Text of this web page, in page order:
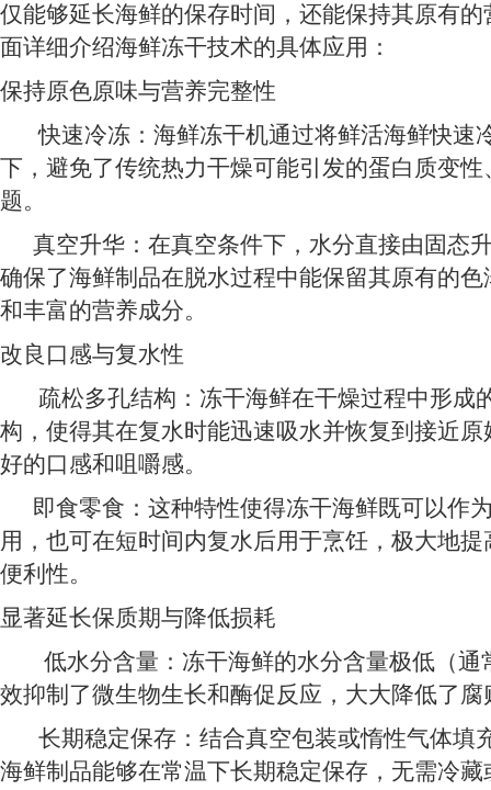
仅能够延长海鲜的保存时间，还能保持其原有
面详细介绍海鲜冻干技术的具体应用：
保持原色原味与营养完整性
快速冷冻：海鲜冻干机通过将鲜活海鲜快速
下，避免了传统热力干燥可能引发的蛋白质变
题。
真空升华：在真空条件下，水分直接由固态
确保了海鲜制品在脱水过程中能保留其原有的
和丰富的营养成分。
改良口感与复水性
疏松多孔结构：冻干海鲜在干燥过程中形成
构，使得其在复水时能迅速吸水并恢复到接近
好的口感和咀嚼感。
即食零食：这种特性使得冻干海鲜既可以作
用，也可在短时间内复水后用于烹饪，极大地
便利性。
显著延长保质期与降低损耗
低水分含量：冻干海鲜的水分含量极低（通
效抑制了微生物生长和酶促反应，大大降低了
长期稳定保存：结合真空包装或惰性气体填
海鲜制品能够在常温下长期稳定保存，无需冷